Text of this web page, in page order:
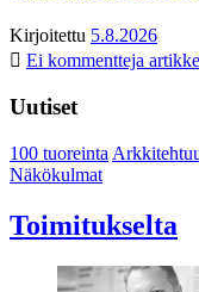
Kirjoitettu 5.8.2026
Ei kommentteja
Uutiset
100 tuoreinta
Näkökulmat
Toimitukselta